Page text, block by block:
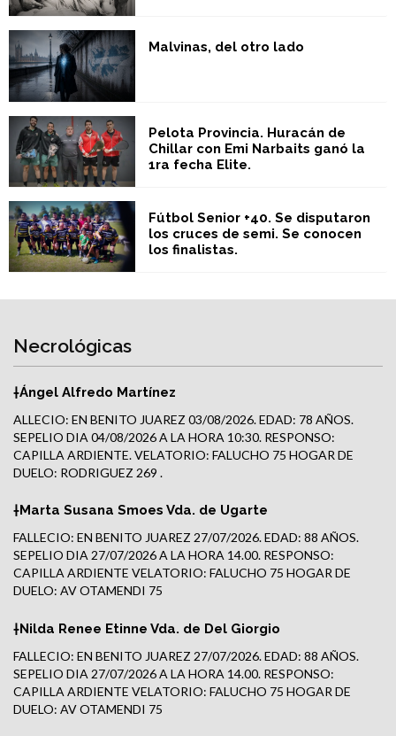
Malvinas, del otro lado
Pelota Provincia. Huracán de
Chillar con Emi Narbaits ganó la
1ra fecha Elite.
Fútbol Senior +40. Se disputaron
los cruces de semi. Se conocen
los finalistas.
Necrológicas
†Ángel Alfredo Martínez
ALLECIO: EN BENITO JUAREZ 03/08/2026. EDAD: 78 AÑOS.
SEPELIO DIA 04/08/2026 A LA HORA 10:30. RESPONSO:
CAPILLA ARDIENTE. VELATORIO: FALUCHO 75 HOGAR DE
DUELO: RODRIGUEZ 269 .
†Marta Susana Smoes Vda. de Ugarte
FALLECIO: EN BENITO JUAREZ 27/07/2026. EDAD: 88 AÑOS.
SEPELIO DIA 27/07/2026 A LA HORA 14.00. RESPONSO:
CAPILLA ARDIENTE VELATORIO: FALUCHO 75 HOGAR DE
DUELO: AV OTAMENDI 75
†Nilda Renee Etinne Vda. de Del Giorgio
FALLECIO: EN BENITO JUAREZ 27/07/2026. EDAD: 88 AÑOS.
SEPELIO DIA 27/07/2026 A LA HORA 14.00. RESPONSO:
CAPILLA ARDIENTE VELATORIO: FALUCHO 75 HOGAR DE
DUELO: AV OTAMENDI 75